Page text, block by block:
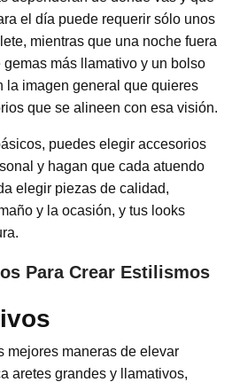
el día puede requerir sólo unos
mientras que una noche fuera
más llamativo y un bolso
la imagen general que quieres
que se alineen con esa visión.
puedes elegir accesorios
y hagan que cada atuendo
elegir piezas de calidad,
y la ocasión, y tus looks
Para Crear Estilismos
mejores maneras de elevar
aretes grandes y llamativos,